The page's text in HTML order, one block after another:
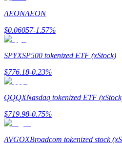
AEONAEON
$0.06057-1.57%
SPYXSP500 tokenized ETF (xStock)
$776.18-0.23%
QQQXNasdaq tokenized ETF
$719.98-0.75%
AVGOXBroadcom tokenized stock